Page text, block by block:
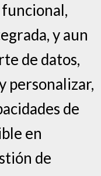
y aun
de datos,
personalizar,
de
en
de